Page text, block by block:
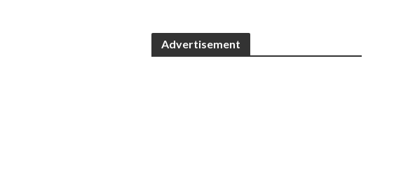
Advertisement